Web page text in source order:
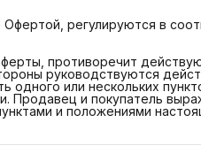
регулируются в
противоречит
руководствуются
одного или нескольких
Продавец и покупатель
и положениями